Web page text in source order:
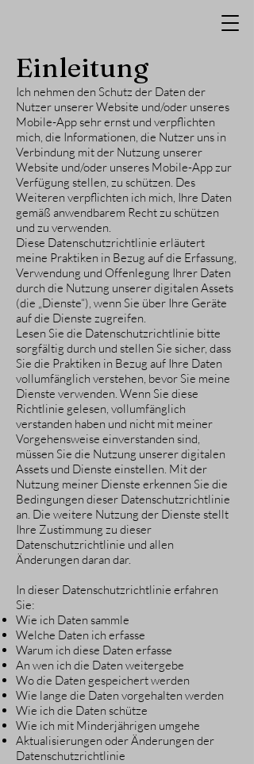
Einleitung
Ich nehmen den Schutz der Daten der
Nutzer unserer Website und/oder unseres
Mobile-App sehr ernst und verpflichten
mich, die Informationen, die Nutzer uns in
Verbindung mit der Nutzung unserer
Website und/oder unseres Mobile-App zur
Verfügung stellen, zu schützen. Des
Weiteren verpflichten ich mich, Ihre Daten
gemäß anwendbarem Recht zu schützen
und zu verwenden.
Diese Datenschutzrichtlinie erläutert
meine Praktiken in Bezug auf die Erfassung,
Verwendung und Offenlegung Ihrer Daten
durch die Nutzung unserer digitalen Assets
(die „Dienste“), wenn Sie über Ihre Geräte
auf die Dienste zugreifen.
Lesen Sie die Datenschutzrichtlinie bitte
sorgfältig durch und stellen Sie sicher, dass
Sie die Praktiken in Bezug auf Ihre Daten
vollumfänglich verstehen, bevor Sie meine
Dienste verwenden. Wenn Sie diese
Richtlinie gelesen, vollumfänglich
verstanden haben und nicht mit meiner
Vorgehensweise einverstanden sind,
müssen Sie die Nutzung unserer digitalen
Assets und Dienste einstellen. Mit der
Nutzung meiner Dienste erkennen Sie die
Bedingungen dieser Datenschutzrichtlinie
an. Die weitere Nutzung der Dienste stellt
Ihre Zustimmung zu dieser
Datenschutzrichtlinie und allen
Änderungen daran dar.
In dieser Datenschutzrichtlinie erfahren
Sie:
Wie ich Daten sammle
Welche Daten ich erfasse
Warum ich diese Daten erfasse
An wen ich die Daten weitergebe
Wo die Daten gespeichert werden
Wie lange die Daten vorgehalten werden
Wie ich die Daten schütze
Wie ich mit Minderjährigen umgehe
Aktualisierungen oder Änderungen der
Datenschutzrichtlinie